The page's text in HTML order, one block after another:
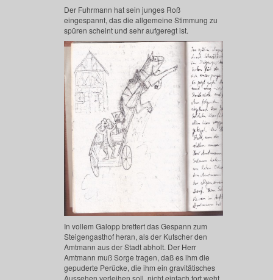
Der Fuhrmann hat sein junges Roß
eingespannt, das die allgemeine Stimmung zu
spüren scheint und sehr aufgeregt ist.
In vollem Galopp brettert das Gespann zum
Steigengasthof heran, als der Kutscher den
Amtmann aus der Stadt abholt. Der Herr
Amtmann muß Sorge tragen, daß es ihm die
gepuderte Perücke, die ihm ein gravitätisches